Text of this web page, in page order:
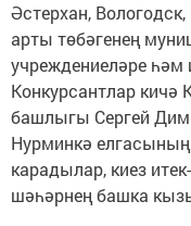
Әстерхан,
арты төбәгенең
учреждениеләре
Конкурсантлар кичә
башлыгы Сергей
Нурминкә елгасының
карадылар, киез
шәһәрнең башка